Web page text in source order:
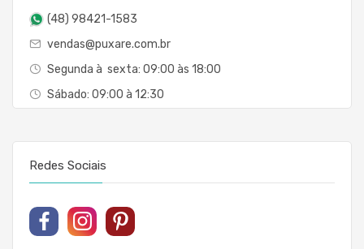
(48) 98421-1583
vendas@puxare.com.br
Segunda à sexta: 09:00 às 18:00
Sábado: 09:00 à 12:30
Redes Sociais